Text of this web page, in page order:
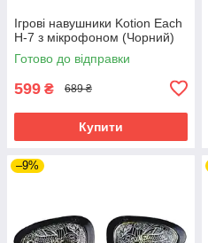
Ігрові навушники Kotion Each
H-7 з мікрофоном (Чорний)
Готово до відправки
599 ₴ 689 ₴
Купити
–9%